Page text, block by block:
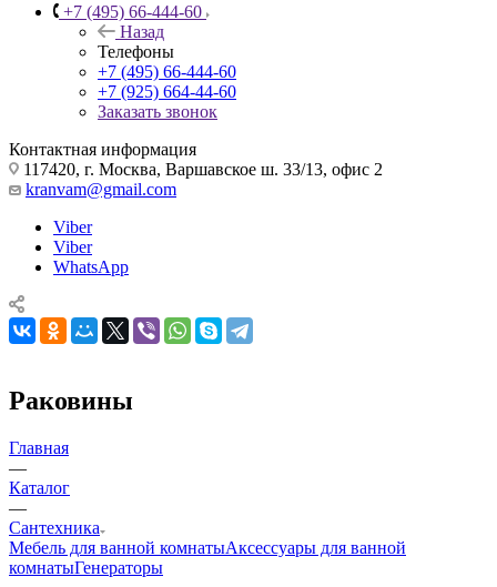
+7 (495) 66-444-60
Назад
Телефоны
+7 (495) 66-444-60
+7 (925) 664-44-60
Заказать звонок
Контактная информация
117420, г. Москва, Варшавское ш. 33/13, офис 2
kranvam@gmail.com
Viber
Viber
WhatsApp
Раковины
Главная
—
Каталог
—
Сантехника
Мебель для ванной комнатыАксессуары для ванной
комнатыГенераторы